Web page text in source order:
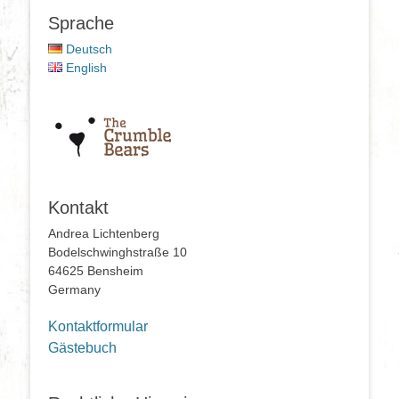
Sprache
Deutsch
English
Kontakt
Andrea Lichtenberg
Bodelschwinghstraße 10
64625 Bensheim
Germany
Kontaktformular
Gästebuch